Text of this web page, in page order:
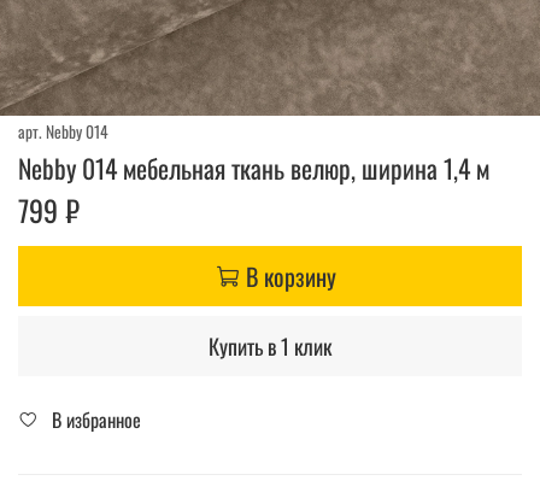
арт. Nebby 014
Nebby 014 мебельная ткань велюр, ширина 1,4 м
799 ₽
В корзину
Купить в 1 клик
В избранное